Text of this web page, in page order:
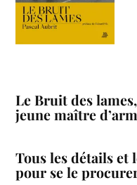
Le Bruit des
jeune maître
Tous les détails et
pour se le